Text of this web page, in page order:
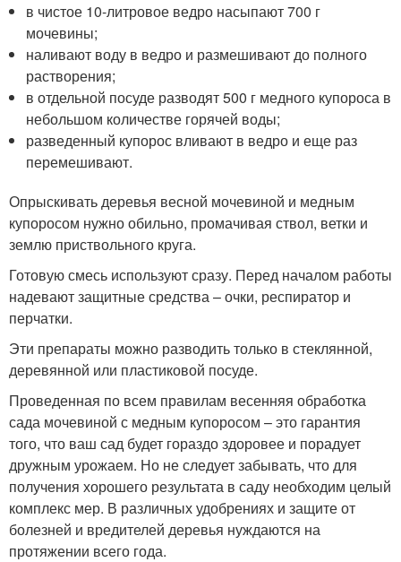
в чистое 10-литровое ведро насыпают 700 г
мочевины;
наливают воду в ведро и размешивают до полного
растворения;
в отдельной посуде разводят 500 г медного купороса в
небольшом количестве горячей воды;
разведенный купорос вливают в ведро и еще раз
перемешивают.
Опрыскивать деревья весной мочевиной и медным
купоросом нужно обильно, промачивая ствол, ветки и
землю приствольного круга.
Готовую смесь используют сразу. Перед началом работы
надевают защитные средства – очки, респиратор и
перчатки.
Эти препараты можно разводить только в стеклянной,
деревянной или пластиковой посуде.
Проведенная по всем правилам весенняя обработка
сада мочевиной с медным купоросом – это гарантия
того, что ваш сад будет гораздо здоровее и порадует
дружным урожаем. Но не следует забывать, что для
получения хорошего результата в саду необходим целый
комплекс мер. В различных удобрениях и защите от
болезней и вредителей деревья нуждаются на
протяжении всего года.